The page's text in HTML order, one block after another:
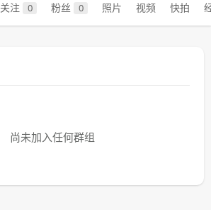
关注 0 粉丝 0 照片 视频 快拍
尚未加入任何群组